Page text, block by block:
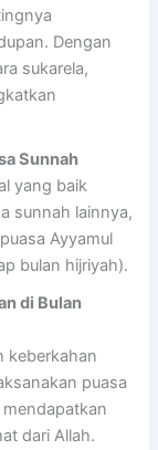
Dengan
sukarela,
Sunnah
yang baik
sunnah lainnya,
Ayyamul
bulan hijriyah).
di Bulan
keberkahan
puasa
dari Allah.